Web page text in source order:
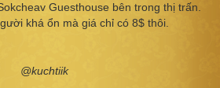
Guesthouse bên trong thị trấn.
khá ổn mà giá chỉ có 8$ thôi.
@kuchtiik